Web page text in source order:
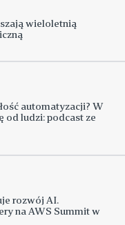
wieloletnią
automatyzacji? W
od ludzi: podcast ze
rozwój AI.
na AWS Summit w